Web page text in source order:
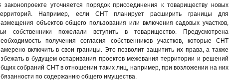
законопроекте уточняется порядок присоединения к товариществу новых
Например, если СНТ планирует расширить границы для
объектов общего пользования или включения садовых участков,
собственники пожелали вступить в товарищество. Предусмотрена
получения согласия собственников участков, которые СНТ
включить в свои границы. Это позволит защитить их права, а также
в будущем оспаривания проектов межевания территории и решений
собраний СНТ в отношении таких лиц, например, при возложении на них
по содержанию общего имущества.